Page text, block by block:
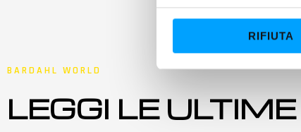
z
e
RIFIUTA
BARDAHL WORLD
LEGGI LE